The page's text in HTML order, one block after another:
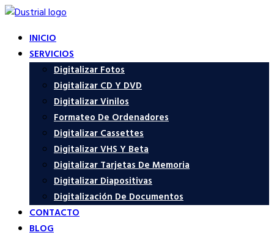
INICIO
SERVICIOS
Digitalizar Fotos
Digitalizar CD Y DVD
Digitalizar Vinilos
Formateo De Ordenadores
Digitalizar Cassettes
Digitalizar VHS Y Beta
Digitalizar Tarjetas De Memoria
Digitalizar Diapositivas
Digitalización De Documentos
CONTACTO
BLOG